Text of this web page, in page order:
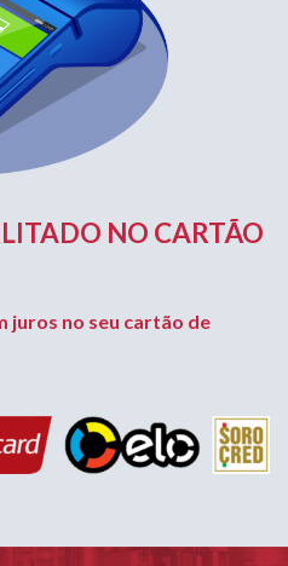
NO CARTÃO
juros no seu cartão de